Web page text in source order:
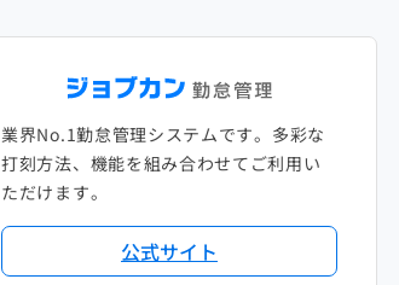
業界No.1勤怠管理システムです。多彩な
打刻方法、機能を組み合わせてご利用い
ただけます。
公式サイト